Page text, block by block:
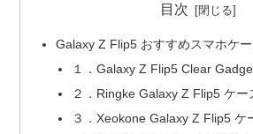
目次
Galaxy Z Flip5 おすすめスマホケ
１．Galaxy Z Flip5 Clear
２．Ringke Galaxy Z Flip5 ケー
３．Xeokone Galaxy Z Flip5 ケ